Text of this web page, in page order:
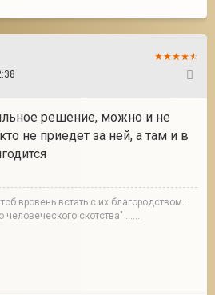
решение, можно и не
не приедет за ней, а там и в
вровень встать с их благородством...
скотства" ......